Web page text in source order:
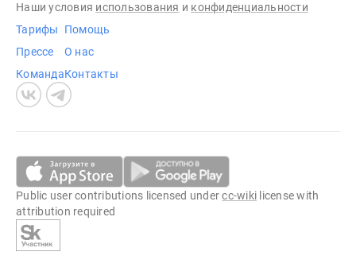
Наши условия использования и конфиденциальности
Тарифы
Прессе
Команда
Помощь
О нас
Контакты
Public user contributions licensed undercc-wiki license with
attribution required